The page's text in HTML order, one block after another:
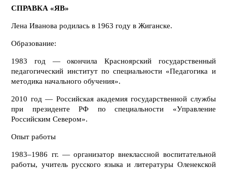
СПРАВКА «ЯВ»
Лена Иванова родилась в 1963 году в Жиганске.
Образование:
1983 год — окончила Красноярский государственный
педагогический институт по специальности «Педагогика и
методика начального обучения».
2010 год — Российская академия государственной службы
при президенте РФ по специальности «Управление
Российским Севером».
Опыт работы
1983–1986 гг. — организатор внеклассной воспитательной
работы, учитель русского языка и литературы Оленекской